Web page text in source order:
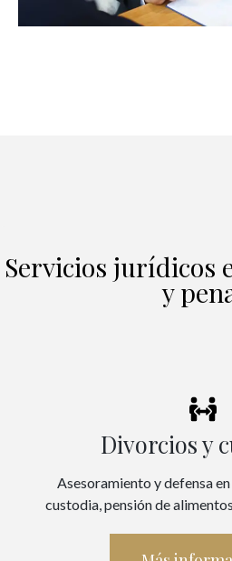
Servicios jurídicos
y
Divorcios y
Asesoramiento y defensa
custodia, pensión de